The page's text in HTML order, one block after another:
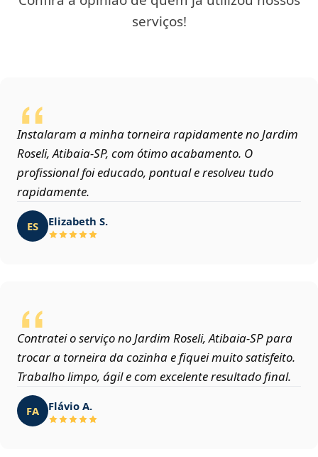
serviços!
Instalaram a minha torneira rapidamente no Jardim
Roseli, Atibaia‑SP, com ótimo acabamento. O
profissional foi educado, pontual e resolveu tudo
rapidamente.
ES Elizabeth S.
Contratei o serviço no Jardim Roseli, Atibaia‑SP para
trocar a torneira da cozinha e fiquei muito satisfeito.
Trabalho limpo, ágil e com excelente resultado final.
FA Flávio A.